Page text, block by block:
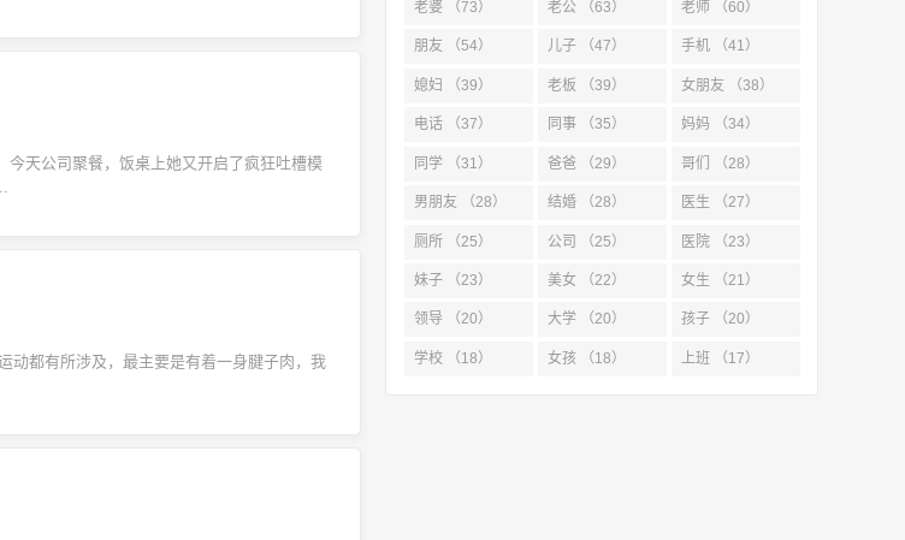
天公司聚餐，饭桌上她又开启了疯狂吐槽模
动都有所涉及，最主要是有着一身腱子肉，我
老婆 （73） 老公 （63） 老师 （60）
朋友 （54） 儿子 （47） 手机 （41）
媳妇 （39） 老板 （39） 女朋友 （38）
电话 （37） 同事 （35） 妈妈 （34）
同学 （31） 爸爸 （29） 哥们 （28）
男朋友 （28） 结婚 （28） 医生 （27）
厕所 （25） 公司 （25） 医院 （23）
妹子 （23） 美女 （22） 女生 （21）
领导 （20） 大学 （20） 孩子 （20）
学校 （18） 女孩 （18） 上班 （17）